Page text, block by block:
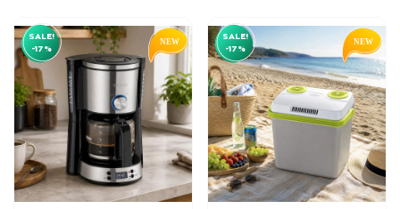
SALE!
-17%
SALE!
-17%